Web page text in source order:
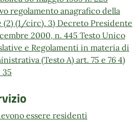
regolamento anagrafico della
(1/circ). 3) Decreto Presidente
2000, n. 445 Testo Unico
e Regolamenti in materia di
(Testo A) art. 75 e 76 4)
35
essere residenti